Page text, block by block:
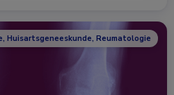
Huisartsgeneeskunde, Reumatologie